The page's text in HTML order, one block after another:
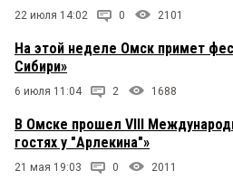
22 июля 14:02 0 2101
На этой неделе Омск примет
Сибири»
6 июля 11:04 2 1688
В Омске прошел VIII
гостях у "Арлекина"»
21 мая 19:03 0 2011